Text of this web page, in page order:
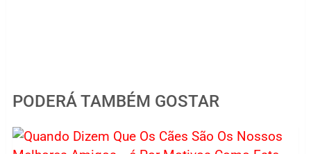
PODERÁ TAMBÉM GOSTAR